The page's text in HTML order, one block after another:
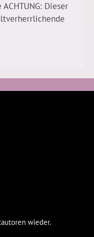
Dieser
wieder.